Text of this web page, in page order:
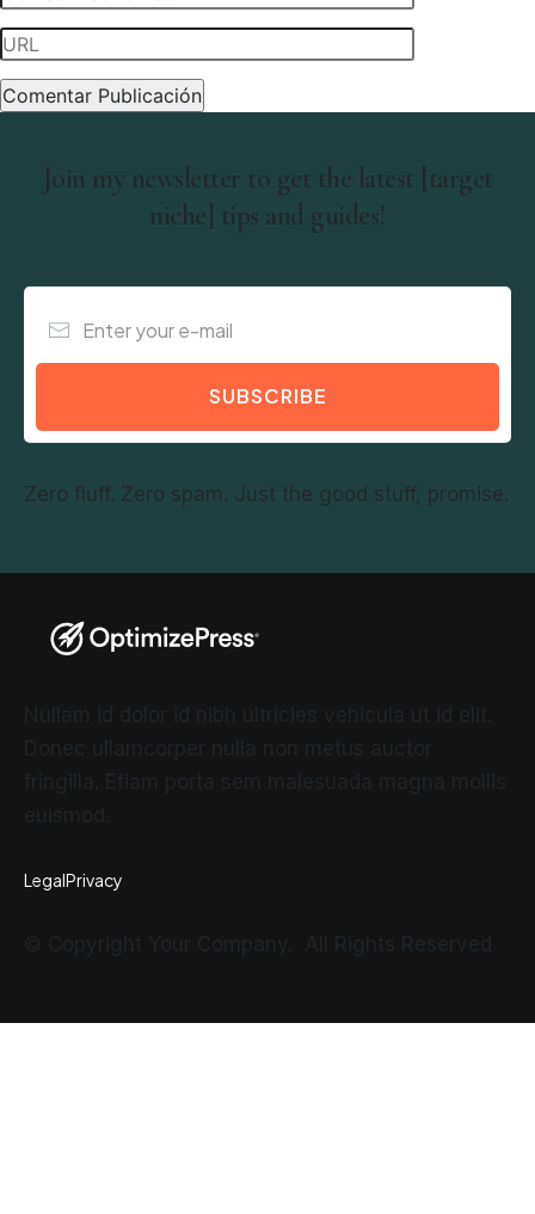
Join my newsletter to get the latest [target
niche] tips and guides!
SUBSCRIBE
Zero fluff. Zero spam. Just the good stuff, promise.
LegalPrivacy